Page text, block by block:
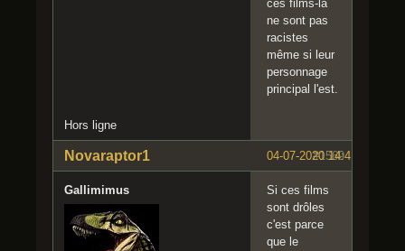
ces films-là
ne sont pas
racistes
même si leur
personnage
principal l'est.
Hors ligne
#1569
04-07-2020 14:41:27
Novaraptor1
Gallimimus
Si ces films
sont drôles
c'est parce
que le